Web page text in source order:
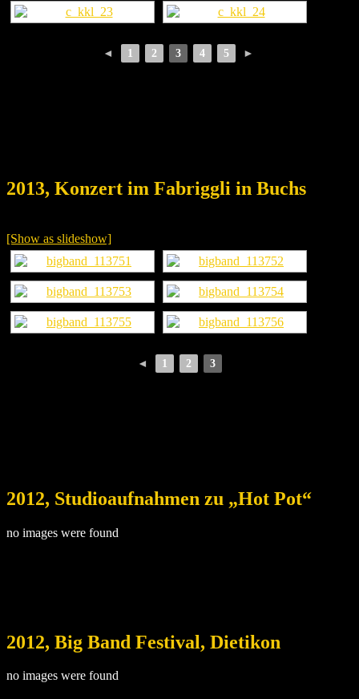
◄ 1 2 3 4 5 ►
2013, Konzert im Fabriggli in Buchs
[Show as slideshow]
◄ 1 2 3
2012, Studioaufnahmen zu „Hot Pot“
no images were found
2012, Big Band Festival, Dietikon
no images were found